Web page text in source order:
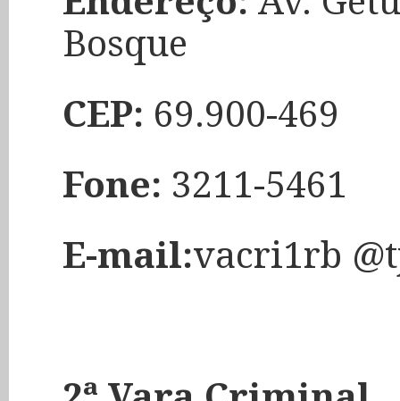
Bosque
CEP: 69.900-469
Fone: 3211-5461
E-mail:vacri1rb